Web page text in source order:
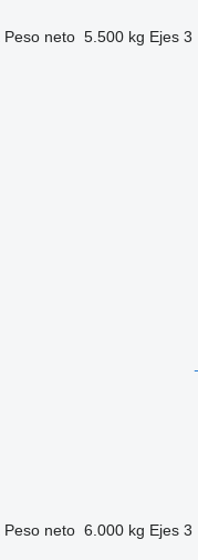
Peso neto 5.500 kg Ejes 3
Peso neto 6.000 kg Ejes 3